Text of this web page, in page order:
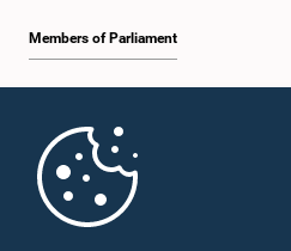
Members of Parliament
Parliament Mobile App